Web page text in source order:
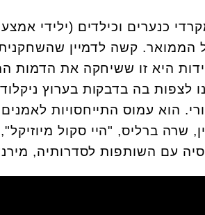
כנערים וכילדים (ילידי
הממואר. קשה לדמיין
היא זו ששיחקה את הדמות
לצפות בה בדבקות בערוץ
הוא עמוס התייחסויות
שרה ברליס, "היי סקול
עם השותפות לסדרותיה,